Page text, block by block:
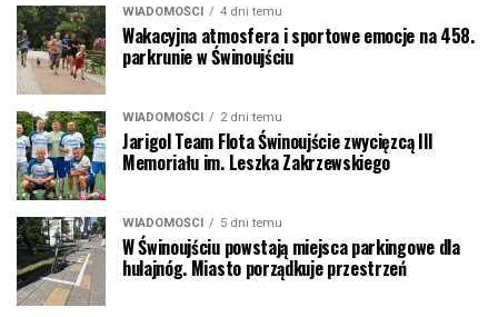
WIADOMOŚCI 4 dni temu
Wakacyjna atmosfera i sportowe emocje na 458.
parkrunie w Świnoujściu
WIADOMOŚCI 2 dni temu
Jarigol Team Flota Świnoujście zwycięzcą III
Memoriału im. Leszka Zakrzewskiego
WIADOMOŚCI 5 dni temu
W Świnoujściu powstają miejsca parkingowe dla
hulajnóg. Miasto porządkuje przestrzeń